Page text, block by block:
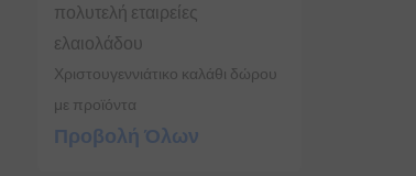
πολυτελή εταιρείες
ελαιολάδου
Χριστουγεννιάτικο καλάθι δώρου
με προϊόντα
Προβολή Όλων